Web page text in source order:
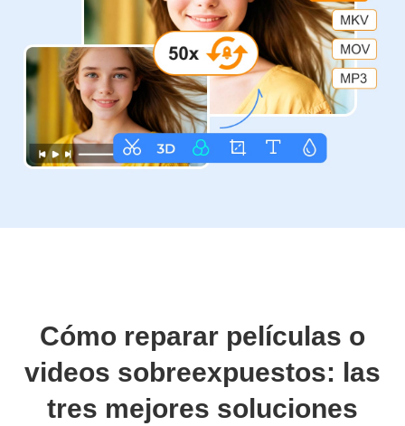
Cómo reparar películas o
videos sobreexpuestos: las
tres mejores soluciones